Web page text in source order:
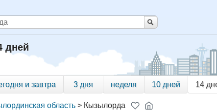
дней
и завтра 3 дня неделя 10 дней 14
область > Кызылорда